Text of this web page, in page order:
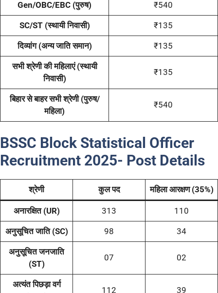
Gen/OBC/EBC (पुरुष) ₹540
SC/ST (स्थायी निवासी) ₹135
दिव्यांग (अन्य जाति समान) ₹135
सभी श्रेणी की महिलाएं (स्थायी
निवासी)
₹135
बिहार से बाहर सभी श्रेणी (पुरुष/
महिला)
₹540
BSSC Block Statistical Officer
Recruitment 2025- Post Details
श्रेणी कुल पद महिला आरक्षण (35%)
अनारक्षित (UR) 313 110
अनुसूचित जाति (SC) 98 34
अनुसूचित जनजाति
(ST)
07 02
अत्यंत पिछड़ा वर्ग
112 39